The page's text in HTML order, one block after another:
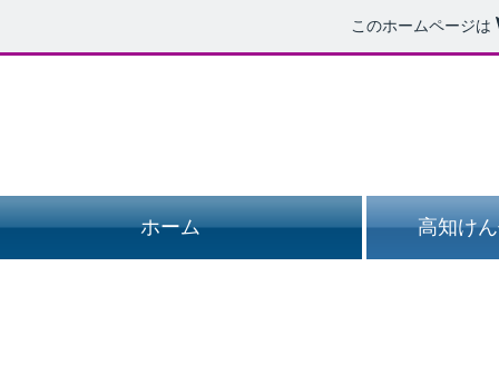
このホームページは
ホーム 高知け